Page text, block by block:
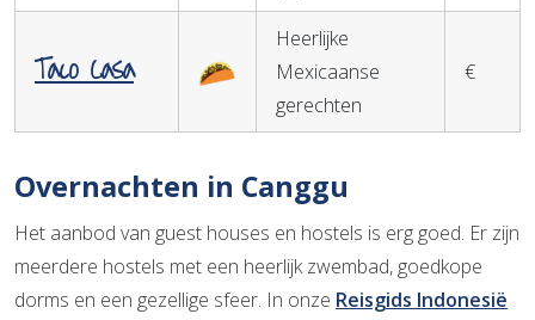
Taco Casa
Heerlijke
Mexicaanse
gerechten
€
Overnachten in Canggu
Het aanbod van guest houses en hostels is erg goed. Er zijn
meerdere hostels met een heerlijk zwembad, goedkope
dorms en een gezellige sfeer. In onze Reisgids Indonesië